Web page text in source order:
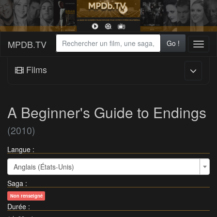
MPDB.TV Go !
Films
A Beginner's Guide to Endings
(2010)
Langue :
Anglais (États-Unis)
Saga :
Non renseigné
Durée :